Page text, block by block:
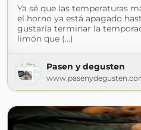
Ya sé que las temperaturas
el horno ya está apagado
gustaría terminar la
limón que (...)
Pasen y degusten